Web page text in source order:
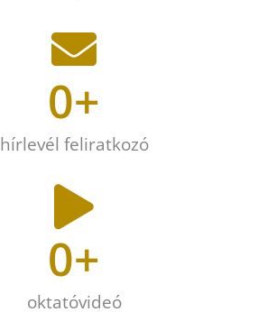
hírlevél feliratkozó
0+
oktatóvideó
0+